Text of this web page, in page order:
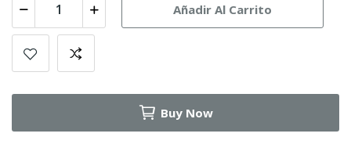
Añadir Al Carrito
Buy Now